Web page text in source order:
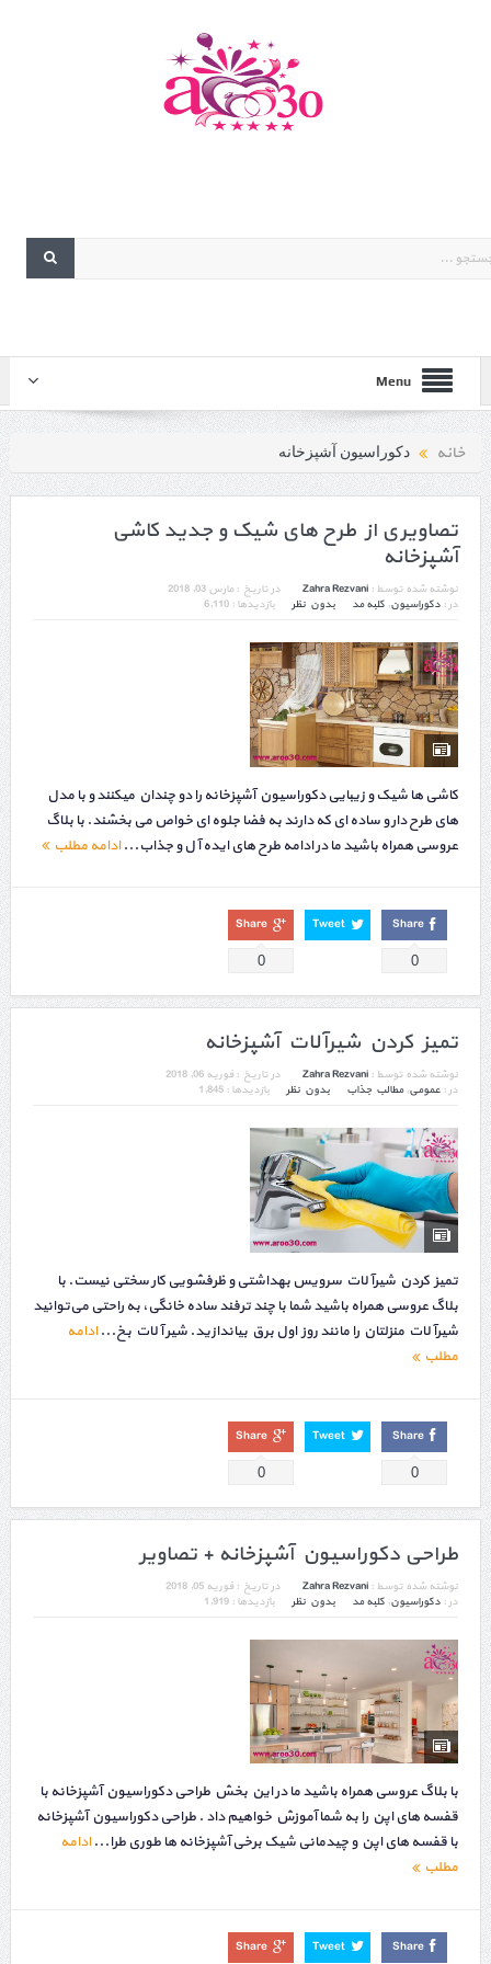
Menu
خانه دکوراسیون آشپزخانه
تصاویری از طرح های شیک و جدید کاشی
آشپزخانه
نوشته شده توسط : Zahra Rezvani در تاریخ : مارس 03, 2018
در : دکوراسیون, کلبه مد بدون نظر بازدیدها : 6,110
کاشی ها شیک و زیبایی دکوراسیون آشپزخانه را دو چندان میکنند و با مدل
های طرح دار و ساده ای که دارند به فضا جلوه ای خواص می بخشند. با بلاگ
عروسی همراه باشید ما در ادامه طرح های ایده آل و جذاب...ادامه مطلب
Share
0
Tweet
Share
0
تمیز کردن شیرآلات آشپزخانه
نوشته شده توسط : Zahra Rezvani در تاریخ : فوریه 06, 2018
در : عمومی,مطالب جذاب بدون نظر بازدیدها : 1,845
تمیز کردن شیرآلات سرویس بهداشتی و ظرفشویی کار سختی نیست. با
بلاگ عروسی همراه باشید شما با چند ترفند ساده خانگی، به راحتی می‌توانید
شیرآلات منزلتان را مانند روز اول برق بیاندازید. شیر آلات بخ...ادامه
مطلب
Share
0
Tweet
Share
0
طراحی دکوراسیون آشپزخانه + تصاویر
نوشته شده توسط : Zahra Rezvani در تاریخ : فوریه 05, 2018
در : دکوراسیون, کلبه مد بدون نظر بازدیدها : 1,919
با بلاگ عروسی همراه باشید ما در این بخش طراحی دکوراسیون آشپزخانه با
قفسه های اپن را به شما آموزش خواهیم داد . طراحی دکوراسیون آشپزخانه
با قفسه های اپن و چیدمانی شیک برخی آشپزخانه ها طوری طرا...ادامه
مطلب
Share
Tweet
Share